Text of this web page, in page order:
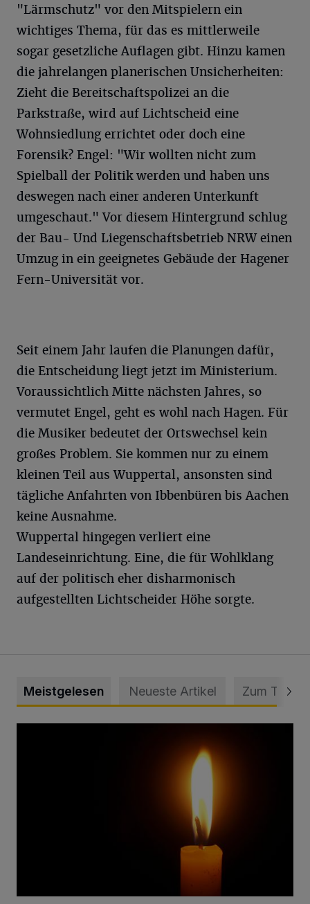
"Lärmschutz" vor den Mitspielern ein
wichtiges Thema, für das es mittlerweile
sogar gesetzliche Auflagen gibt. Hinzu kamen
die jahrelangen planerischen Unsicherheiten:
Zieht die Bereitschaftspolizei an die
Parkstraße, wird auf Lichtscheid eine
Wohnsiedlung errichtet oder doch eine
Forensik? Engel: "Wir wollten nicht zum
Spielball der Politik werden und haben uns
deswegen nach einer anderen Unterkunft
umgeschaut." Vor diesem Hintergrund schlug
der Bau- Und Liegenschaftsbetrieb NRW einen
Umzug in ein geeignetes Gebäude der Hagener
Fern-Universität vor.
Seit einem Jahr laufen die Planungen dafür,
die Entscheidung liegt jetzt im Ministerium.
Voraussichtlich Mitte nächsten Jahres, so
vermutet Engel, geht es wohl nach Hagen. Für
die Musiker bedeutet der Ortswechsel kein
großes Problem. Sie kommen nur zu einem
kleinen Teil aus Wuppertal, ansonsten sind
tägliche Anfahrten von Ibbenbüren bis Aachen
keine Ausnahme.
Wuppertal hingegen verliert eine
Landeseinrichtung. Eine, die für Wohlklang
auf der politisch eher disharmonisch
aufgestellten Lichtscheider Höhe sorgte.
Meistgelesen Neueste Artikel Zum Thema